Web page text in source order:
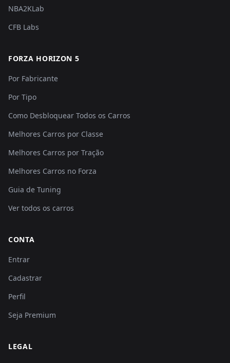
NBA2KLab
CFB Labs
FORZA HORIZON 5
Por Fabricante
Por Tipo
Como Desbloquear Todos os Carros
Melhores Carros por Classe
Melhores Carros por Tração
Melhores Carros no Forza
Guia de Tuning
Ver todos os carros
CONTA
Entrar
Cadastrar
Perfil
Seja Premium
LEGAL